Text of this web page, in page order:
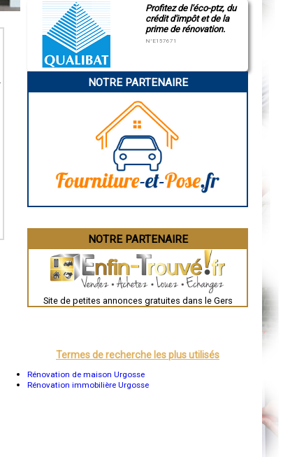
Montluçon
Manosque
Gap
Charleville-Mézières
Pamiers
Narbonne
Brive-la-Gaillarde
Guéret
Besançon
Évreux
Chartres
Nîmes
Auch
Dole
Mont-de-Marsan
Profitez de l'éco-ptz, du
crédit d'impôt et de la
prime de rénovation.
N°E157671
NOTRE PARTENAIRE
NOTRE PARTENAIRE
Site de petites annonces gratuites dans le Gers
Termes de recherche les plus utilisés
Rénovation de maison Urgosse
Rénovation immobilière Urgosse